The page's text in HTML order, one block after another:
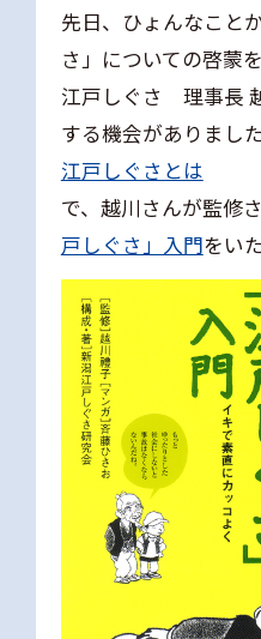
先日、ひょんなこと
さ」についての啓蒙
江戸しぐさ 理事長
する機会がありました
江戸しぐさとは
で、越川さんが監修
戸しぐさ」入門をい